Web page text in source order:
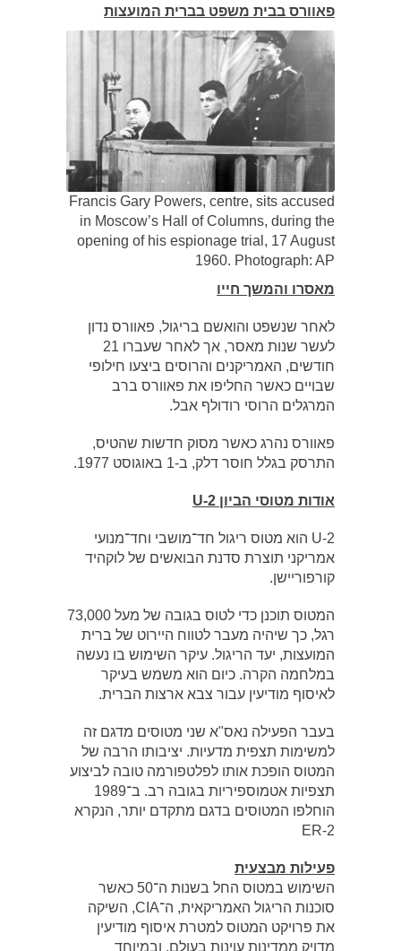
פאוורס בבית משפט בברית המועצות
Francis Gary Powers, centre, sits accused
in Moscow’s Hall of Columns, during the
opening of his espionage trial, 17 August
1960. Photograph: AP
מאסרו והמשך חייו
לאחר שנשפט והואשם בריגול, פאוורס נדון
לעשר שנות מאסר, אך לאחר שעברו 21
חודשים, האמריקנים והרוסים ביצעו חילופי
שבויים כאשר החליפו את פאוורס ברב
המרגלים הרוסי רודולף אבל.
פאוורס נהרג כאשר מסוק חדשות שהטיס,
התרסק בגלל חוסר דלק, ב-1 באוגוסט 1977.
אודות מטוסי הביון U-2
U-2 הוא מטוס ריגול חד־מושבי וחד־מנועי
אמריקני תוצרת סדנת הבואשים של לוקהיד
קורפוריישן.
המטוס תוכנן כדי לטוס בגובה של מעל 73,000
רגל, כך שיהיה מעבר לטווח היירוט של ברית
המועצות, יעד הריגול. עיקר השימוש בו נעשה
במלחמה הקרה. כיום הוא משמש בעיקר
לאיסוף מודיעין עבור צבא ארצות הברית.
בעבר הפעילה נאס"א שני מטוסים מדגם זה
למשימות תצפית מדעיות. יציבותו הרבה של
המטוס הופכת אותו לפלטפורמה טובה לביצוע
תצפיות אטמוספיריות בגובה רב. ב־1989
הוחלפו המטוסים בדגם מתקדם יותר, הנקרא
ER-2‏
פעילות מבצעית
השימוש במטוס החל בשנות ה־50 כאשר
סוכנות הריגול האמריקאית, ה־CIA, השיקה
את פרויקט המטוס למטרת איסוף מודיעין
מדויק ממדינות עוינות בעולם, ובמיוחד